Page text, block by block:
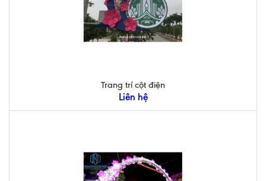
Trang trí cột điện
Liên hệ